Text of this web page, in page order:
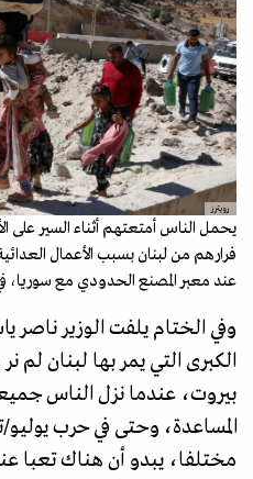
رويترز
يحمل الناس أمتعتهم أثناء السير على
فرارهم من لبنان بسبب الأعمال
عند معبر المصنع الحدودي مع سوريا، في
وفي الختام يلفت الوزير ناصر
الكبرى التي يمر بها لبنان لم
بيروت، عندما نزل الناس
مختلفا، يبدو أن هناك تعبا